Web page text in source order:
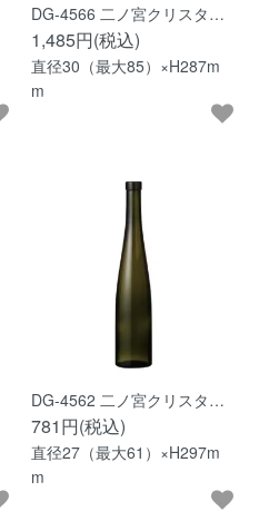
DG-4566 二ノ宮クリスタ…
1,485円(税込)
直径30（最大85）×H287m
m
DG-4562 二ノ宮クリスタ…
781円(税込)
直径27（最大61）×H297m
m